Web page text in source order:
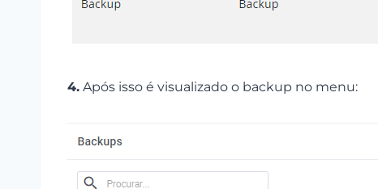
4. Após isso é visualizado o backup no menu: